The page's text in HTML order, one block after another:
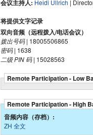
会议主持人: Heidi Ullrich |
将提供文字记录
双向音频（远程拨入/电话会议）
拨出号码| 18005506865
密码| 1638
二级 PIN 码| 15028563
Remote Participation - Low
Remote Participation - High
音频内容（存档）:
ZH 全文